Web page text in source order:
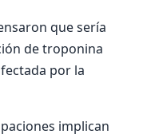
que sería
de troponina
por la
implican